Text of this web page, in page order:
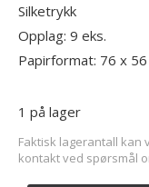
Silketrykk
Opplag: 9 eks.
Papirformat: 76 x 56
1 på lager
Faktisk lagerantall kan
kontakt ved spørsmål